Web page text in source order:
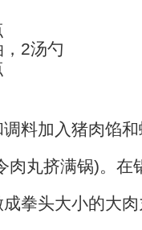
，2汤勺
料加入猪肉馅
肉丸挤满锅)。在
拳头大小的大